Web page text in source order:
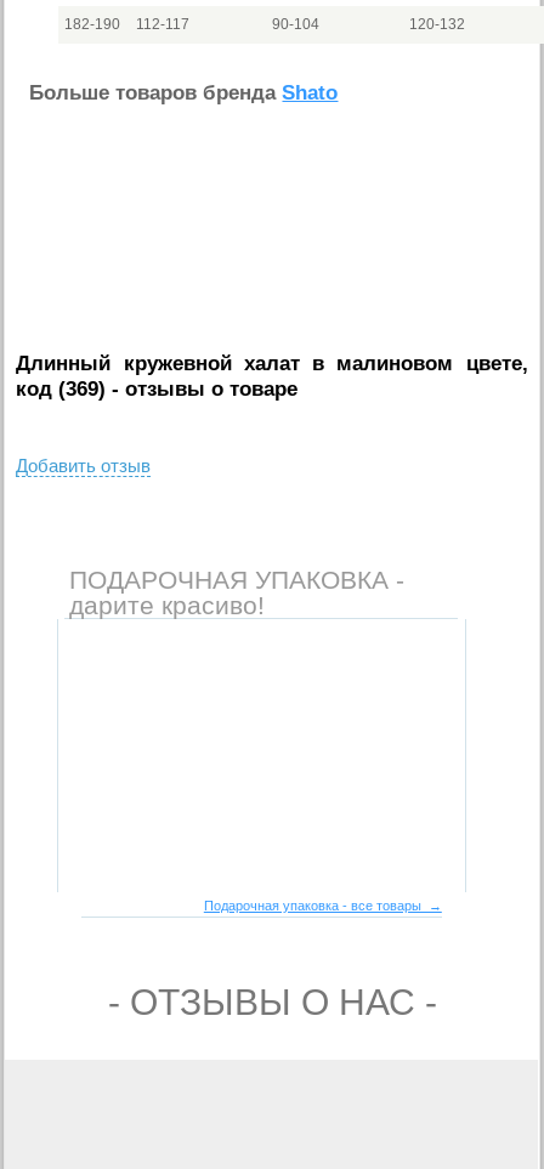
182-190 112-117 90-104 120-132
Больше товаров брендаShato
Длинный кружевной халат в малиновом цвете,
код (369) - отзывы о товаре
Добавить отзыв
ПОДАРОЧНАЯ УПАКОВКА -
дарите красиво!
Подарочная упаковка - все товары →
- ОТЗЫВЫ О НАС -